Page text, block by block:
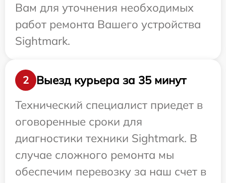
Вам для уточнения необходимых
работ ремонта Вашего устройства
Sightmark.
2
Выезд курьера за 35 минут
Технический специалист приедет в
оговоренные сроки для
диагностики техники Sightmark. В
случае сложного ремонта мы
обеспечим перевозку за наш счет в